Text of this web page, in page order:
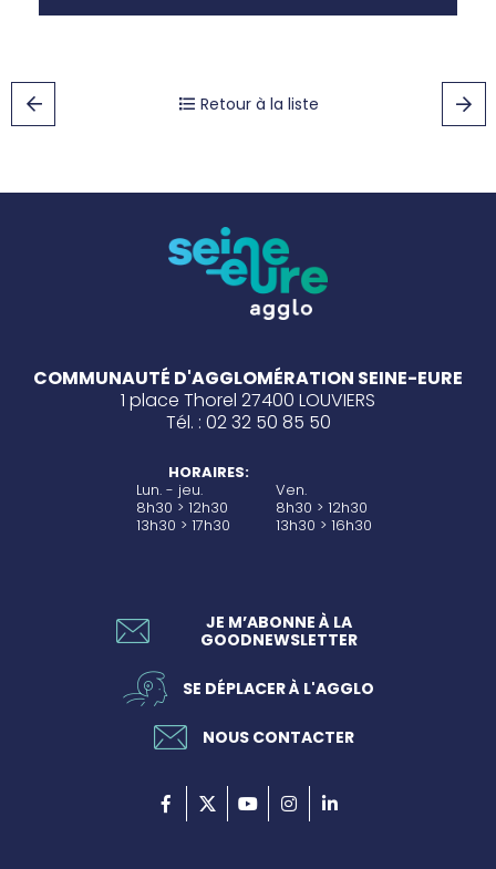
Retour à la liste
COMMUNAUTÉ D'AGGLOMÉRATION SEINE-EURE
1 place Thorel 27400 LOUVIERS
Tél. : 02 32 50 85 50
HORAIRES:
Lun. - jeu.
8h30 > 12h30
13h30 > 17h30
Ven.
8h30 > 12h30
13h30 > 16h30
JE M’ABONNE À LA
GOODNEWSLETTER
SE DÉPLACER À L'AGGLO
NOUS CONTACTER